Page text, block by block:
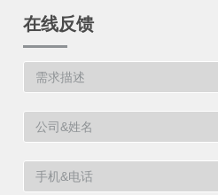
在线反馈